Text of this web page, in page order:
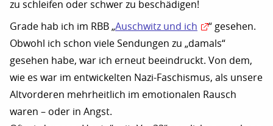
zu schleifen oder schwer zu beschädigen!
Grade hab ich im RBB „Auschwitz und ich
“ gesehen.
Obwohl ich schon viele Sendungen zu „damals“
gesehen habe, war ich erneut beeindruckt. Von dem,
wie es war im entwickelten Nazi-Faschismus, als unsere
Altvorderen mehrheitlich im emotionalen Rausch
waren – oder in Angst.